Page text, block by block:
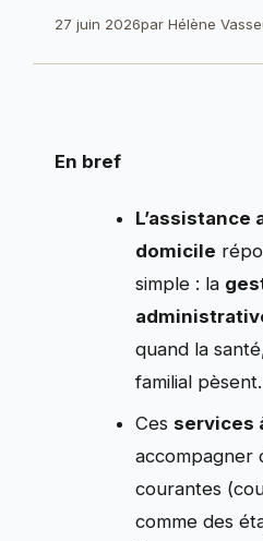
27 juin 2026par Hélène
En bref
domicile
simple : la
quand la
familial pèsent.
Ces services
accompagner
courantes
comme des